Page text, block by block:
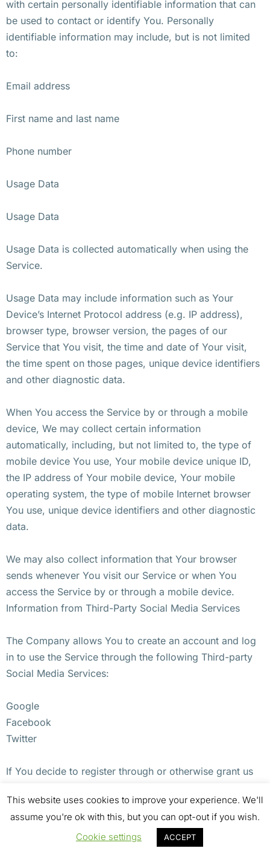
with certain personally identifiable information that can
be used to contact or identify You. Personally
identifiable information may include, but is not limited
to:
Email address
First name and last name
Phone number
Usage Data
Usage Data
Usage Data is collected automatically when using the
Service.
Usage Data may include information such as Your
Device’s Internet Protocol address (e.g. IP address),
browser type, browser version, the pages of our
Service that You visit, the time and date of Your visit,
the time spent on those pages, unique device identifiers
and other diagnostic data.
When You access the Service by or through a mobile
device, We may collect certain information
automatically, including, but not limited to, the type of
mobile device You use, Your mobile device unique ID,
the IP address of Your mobile device, Your mobile
operating system, the type of mobile Internet browser
You use, unique device identifiers and other diagnostic
data.
We may also collect information that Your browser
sends whenever You visit our Service or when You
access the Service by or through a mobile device.
Information from Third-Party Social Media Services
The Company allows You to create an account and log
in to use the Service through the following Third-party
Social Media Services:
Google
Facebook
Twitter
If You decide to register through or otherwise grant us
collect Personal data that is already associated with
Your Third-Party Social Media Service’s account, such
as Your name, Your email address, Your activities or
This website uses cookies to improve your experience. We'll
assume you're ok with this, but you can opt-out if you wish.
Cookie settings
ACCEPT